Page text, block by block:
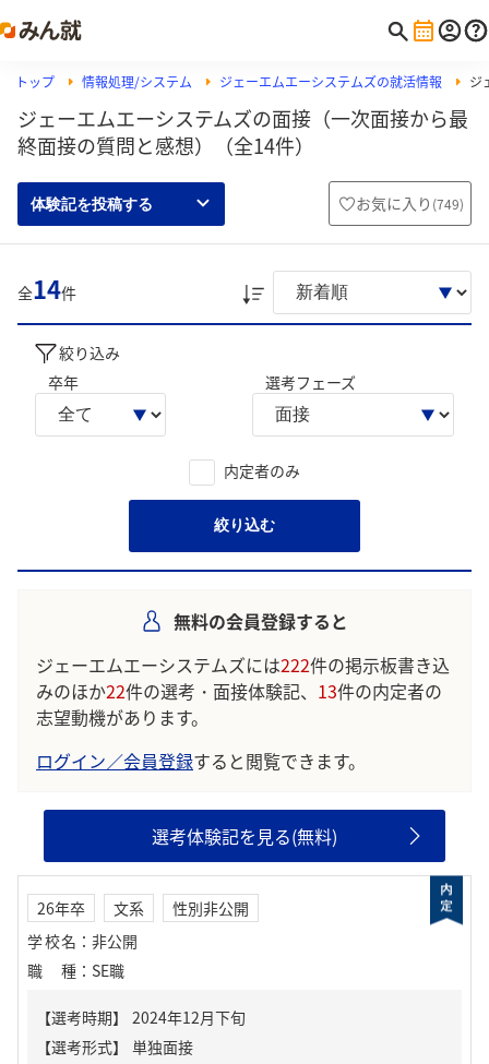
トップ 情報処理/システム ジェーエムエーシステムズの就活情報 ジ
ジェーエムエーシステムズの面接（一次面接から最
終面接の質問と感想）（全14件）
体験記を投稿する お気に入り (749)
全14件
絞り込み
卒年
選考フェーズ
内定者のみ
絞り込む
無料の会員登録すると
ジェーエムエーシステムズには222件の掲示板書き込
みのほか22件の選考・面接体験記、 13件の内定者の
志望動機があります。
ログイン／会員登録すると閲覧できます。
選考体験記を見る(無料)
26年卒 文系
性別非公開
学校名 ： 非公開
職種 ： SE職